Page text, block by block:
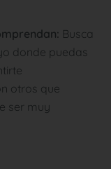
Busca
donde puedas
otros que
ser muy